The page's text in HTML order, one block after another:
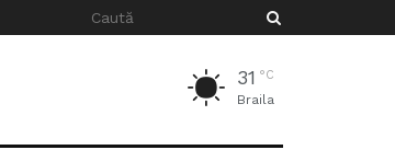
31 °C
Braila